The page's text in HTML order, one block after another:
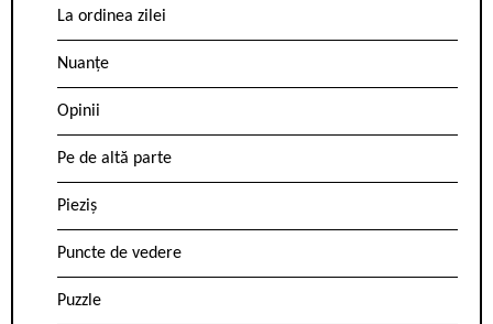
La ordinea zilei
Nuanțe
Opinii
Pe de altă parte
Pieziș
Puncte de vedere
Puzzle